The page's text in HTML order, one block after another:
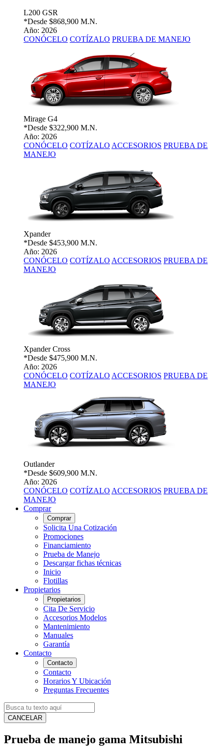
L200 GSR
*Desde $868,900 M.N.
Año: 2026
CONÓCELO COTÍZALO PRUEBA DE MANEJO
Mirage G4
*Desde $322,900 M.N.
Año: 2026
CONÓCELO COTÍZALO ACCESORIOS PRUEBA DE
MANEJO
Xpander
*Desde $453,900 M.N.
Año: 2026
CONÓCELO COTÍZALO ACCESORIOS PRUEBA DE
MANEJO
Xpander Cross
*Desde $475,900 M.N.
Año: 2026
CONÓCELO COTÍZALO ACCESORIOS PRUEBA DE
MANEJO
Outlander
*Desde $609,900 M.N.
Año: 2026
CONÓCELO COTÍZALO ACCESORIOS PRUEBA DE
MANEJO
Comprar
Comprar
Solicita Una Cotización
Promociones
Financiamiento
Prueba de Manejo
Descargar fichas técnicas
Inicio
Flotillas
Propietarios
Propietarios
Cita De Servicio
Accesorios Modelos
Mantenimiento
Manuales
Garantía
Contacto
Contacto
Contacto
Horarios Y Ubicación
Preguntas Frecuentes
CANCELAR
Prueba de manejo gama Mitsubishi